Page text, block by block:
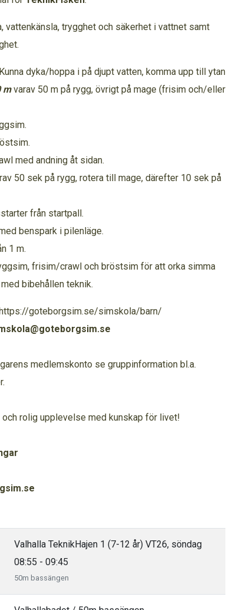
vattenkänsla, trygghet och säkerhet i vattnet samt
dyka/hoppa i på djupt vatten, komma upp till ytan
mvarav 50 m på rygg, övrigt på mage (frisim och/eller
med andning åt sidan.
50 sek på rygg, rotera till mage, därefter 10 sek på
från startpall.
benspark i pilenläge.
1 m.
frisim/crawl och bröstsim för att orka simma
bibehållen teknik.
goteborgsim.se/simskola/barn/
medlemskonto se gruppinformation bl.a.
och rolig upplevelse med kunskap för livet!
Valhalla TeknikHajen 1 (7-12 år) VT26, söndag
08:55 - 09:45
50m bassängen